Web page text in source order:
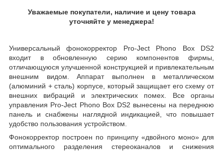
Уважаемые покупатели, наличие и цену товара
уточняйте у менеджера!
Универсальный фонокорректор Pro-Ject Phono Box DS2
входит в обновленную серию компонентов фирмы,
отличающуюся улучшенной конструкцией и привлекательным
внешним видом. Аппарат выполнен в металлическом
(алюминий + сталь) корпусе, который защищает его схему от
внешних вибраций и электрических помех. Все органы
управления Pro-Ject Phono Box DS2 вынесены на переднюю
панель и снабжены наглядной индикацией, что повышает
удобство пользования устройством.
Фонокорректор построен по принципу «двойного моно» для
оптимального разделения стереоканалов и снижения